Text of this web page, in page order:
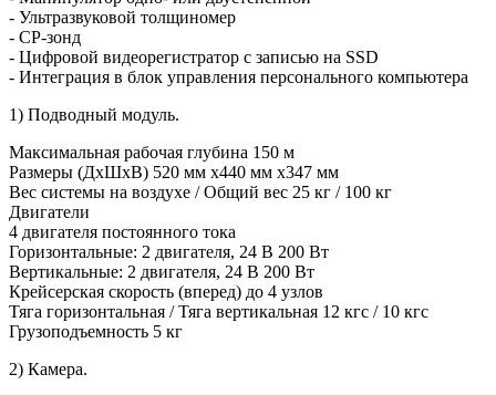
- Ультразвуковой толщиномер
- CP-зонд
- Цифровой видеорегистратор с записью на SSD
- Интеграция в блок управления персонального компьютера
1) Подводный модуль.
Максимальная рабочая глубина 150 м
Размеры (ДxШxВ) 520 мм x440 мм x347 мм
Вес системы на воздухе / Общий вес 25 кг / 100 кг
Двигатели
4 двигателя постоянного тока
Горизонтальные: 2 двигателя, 24 В 200 Вт
Вертикальные: 2 двигателя, 24 В 200 Вт
Крейсерская скорость (вперед) до 4 узлов
Тяга горизонтальная / Тяга вертикальная 12 кгс / 10 кгс
Грузоподъемность 5 кг
2) Камера.